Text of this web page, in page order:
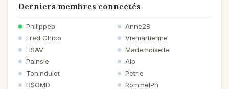
Derniers membres connectés
Philippeb
Anne28
Fred Chico
Viemartienne
HSAV
Mademoiselle
Painsie
Alp
Tonindulot
Petrie
DSOMD
RommelPh